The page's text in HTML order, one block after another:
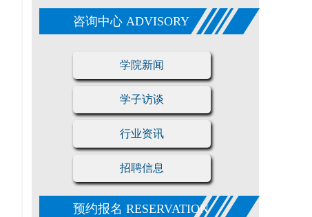
咨询中心 ADVISORY
学院新闻
学子访谈
行业资讯
招聘信息
预约报名 RESERVATION